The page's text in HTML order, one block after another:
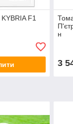
KYBRIA F1
н
3